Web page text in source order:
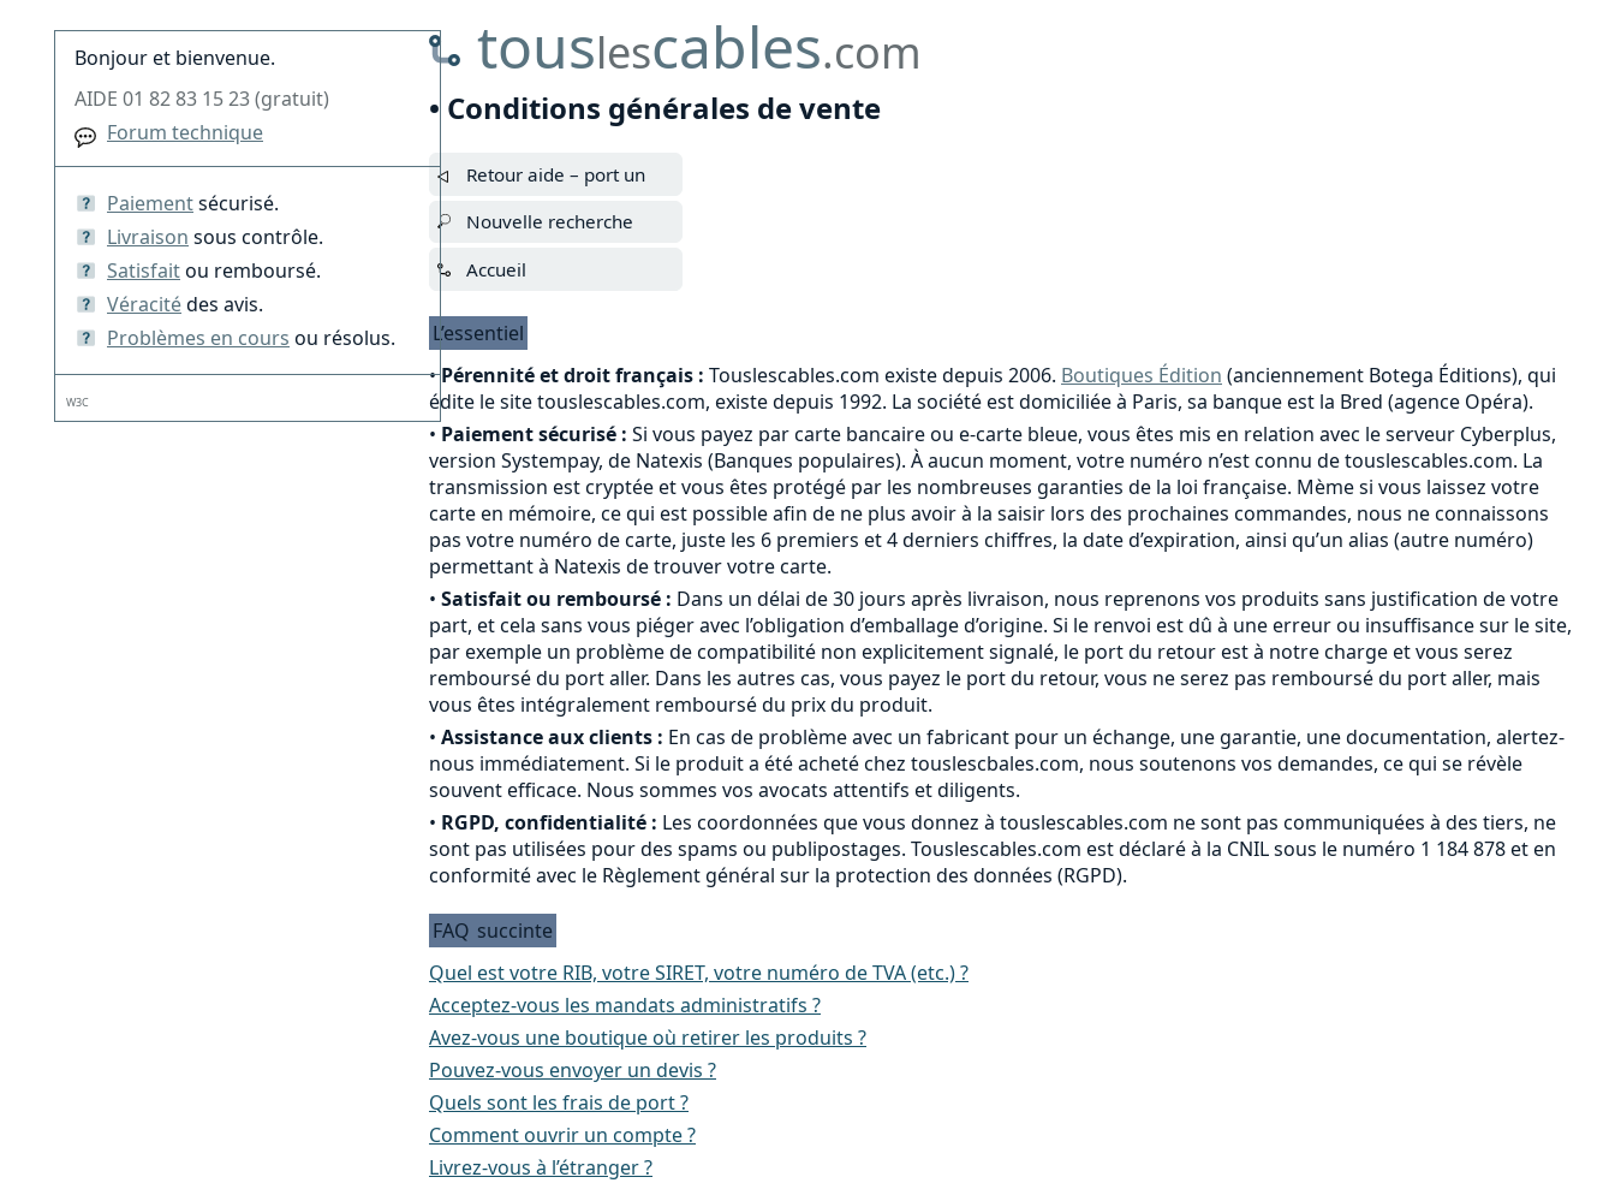
touslescables.com
• Conditions générales de vente
Retour aide – port un
Nouvelle recherche
Accueil
L’essentiel
•Pérennité et droit français : Touslescables.com existe depuis 2006. Boutiques Édition (anciennement Botega Éditions), qui
édite le site touslescables.com, existe depuis 1992. La société est domiciliée à Paris, sa banque est la Bred (agence Opéra).
• Paiement sécurisé : Si vous payez par carte bancaire ou e-carte bleue, vous êtes mis en relation avec le serveur Cyberplus,
version Systempay, de Natexis (Banques populaires). À aucun moment, votre numéro n’est connu de touslescables.com. La
transmission est cryptée et vous êtes protégé par les nombreuses garanties de la loi française. Mème si vous laissez votre
carte en mémoire, ce qui est possible afin de ne plus avoir à la saisir lors des prochaines commandes, nous ne connaissons
pas votre numéro de carte, juste les 6 premiers et 4 derniers chiffres, la date d’expiration, ainsi qu’un alias (autre numéro)
permettant à Natexis de trouver votre carte.
• Satisfait ou remboursé : Dans un délai de 30 jours après livraison, nous reprenons vos produits sans justification de votre
part, et cela sans vous piéger avec l’obligation d’emballage d’origine. Si le renvoi est dû à une erreur ou insuffisance sur le site,
par exemple un problème de compatibilité non explicitement signalé, le port du retour est à notre charge et vous serez
remboursé du port aller. Dans les autres cas, vous payez le port du retour, vous ne serez pas remboursé du port aller, mais
vous êtes intégralement remboursé du prix du produit.
• Assistance aux clients : En cas de problème avec un fabricant pour un échange, une garantie, une documentation, alertez-
nous immédiatement. Si le produit a été acheté chez touslescbales.com, nous soutenons vos demandes, ce qui se révèle
souvent efficace. Nous sommes vos avocats attentifs et diligents.
• RGPD, confidentialité : Les coordonnées que vous donnez à touslescables.com ne sont pas communiquées à des tiers, ne
sont pas utilisées pour des spams ou publipostages. Touslescables.com est déclaré à la CNIL sous le numéro 1 184 878 et en
conformité avec le Règlement général sur la protection des données (RGPD).
FAQ succinte
Quel est votre RIB, votre SIRET, votre numéro de TVA (etc.) ?
Acceptez-vous les mandats administratifs ?
Avez-vous une boutique où retirer les produits ?
Pouvez-vous envoyer un devis ?
Quels sont les frais de port ?
Comment ouvrir un compte ?
Livrez-vous à l’étranger ?
Bonjour et bienvenue.
AIDE 01 82 83 15 23 (gratuit)
Forum technique
Paiementsécurisé.
Livraison sous contrôle.
Satisfaitou remboursé.
Véracitédes avis.
Problèmes en cours ou résolus.
W3C